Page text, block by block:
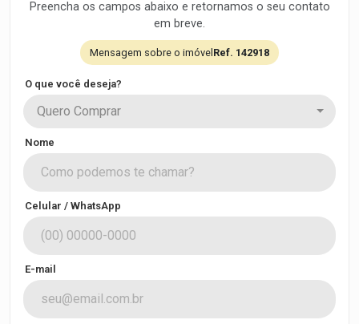
Preencha os campos abaixo e retornamos o seu contato
em breve.
Mensagem sobre o imóvel Ref. 142918
O que você deseja?
Quero Comprar
Nome
Celular / WhatsApp
E-mail